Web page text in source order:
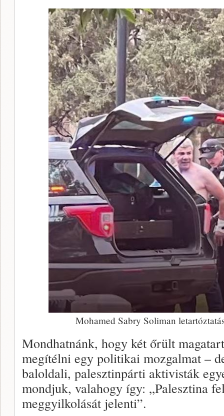
Mohamed Sabry Soliman
Mondhatnánk, hogy két őrült
megítélni egy politikai mozgalmat –
baloldali, palesztinpárti aktivisták
mondjuk, valahogy így: „Palesztina
meggyilkolását jelenti”.